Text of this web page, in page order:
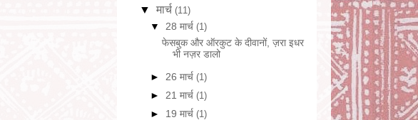
▼ मार्च (11)
▼28 मार्च(1)
फेसबुक और ऑरकुट के दीवानों, ज़रा इधर
भी नज़र डालो
► 26 मार्च(1)
► 21 मार्च(1)
► 19 मार्च(1)